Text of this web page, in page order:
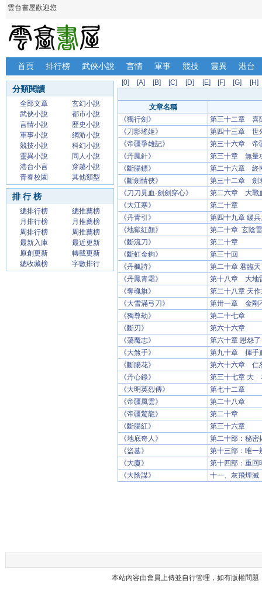
雲台書屋歡迎您
首頁 排行榜 武俠小說 言情 軍事 競技 靈異 港台
分類閱讀
全部文章
玄幻小說
武俠小說
都市小說
言情小說
歷史小說
軍事小說
網游小說
競技小說
科幻小說
靈異小說
同人小說
港台小言
穿越小說
青春校園
其他類型
排 行 榜
總排行榜
總推薦榜
月排行榜
月推薦榜
周排行榜
周推薦榜
最新入庫
最近更新
原創更新
轉載更新
總收藏榜
字數排行
[0] [A] [B] [C] [D] [E] [F] [G] [H]
文章名稱
《獨行劍》
第三十二章 喜
《刀影瑤姬》
第四十三章 世
《帝疆爭雄記》
第三十六章 帝
《丹鳳針》
第三十章 無量
《斷腸鏢》
第二十六章 終
《斷劍情俠》
第三十二章 劍
《刀刀見血·劍劍穿心》
第二六章 大戰
《大江寒》
第二十章
《丹青引》
第四十九章 緩
《地獄紅顏》
第二十章 玄陰
《斷流刀》
第二十章
《斷虹金鉤》
第三十回
《丹楓詩》
第二十章 君臨
《丹鳳青霜》
第十八章 大地
《奪魂旗》
第二十八章 天
《大雪滿弓刀》
第卅一章 金剛
《獨尊劫》
第二十七章
《斷刃》
第六十六章
《蕩魔志》
第六十章 恩怨
《大煞手》
第九十章 揮手
《斷腸花》
第六十六章 仁
《丹心錄》
第三十七章
《大明英烈傳》
第七十二章
《帝疆風雲》
第二十八章
《帝疆驚龍》
第二十章
《斷腸紅》
第三十六章
《地底奇人》
第二十部：秘密
《盜墓》
第十三部：唯一
《大廈》
第十四部：重回
《大陰謀》
十一、灰飛煙滅
本站內容由會員上傳並自行管理，如有版權問